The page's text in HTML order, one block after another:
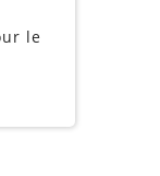
un grand
le